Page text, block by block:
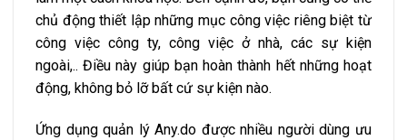
chủ động thiết lập những mục công việc riêng biệt từ
công việc công ty, công việc ở nhà, các sự kiện
ngoài,.. Điều này giúp bạn hoàn thành hết những hoạt
động, không bỏ lỡ bất cứ sự kiện nào.
Ứng dụng quản lý Any.do được nhiều người dùng ưu